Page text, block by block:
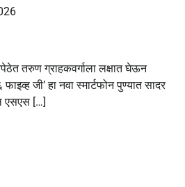
तरुण ग्राहकवर्गाला लक्षात घेऊन
जी’ हा नवा स्मार्टफोन पुण्यात सादर
एसएस […]